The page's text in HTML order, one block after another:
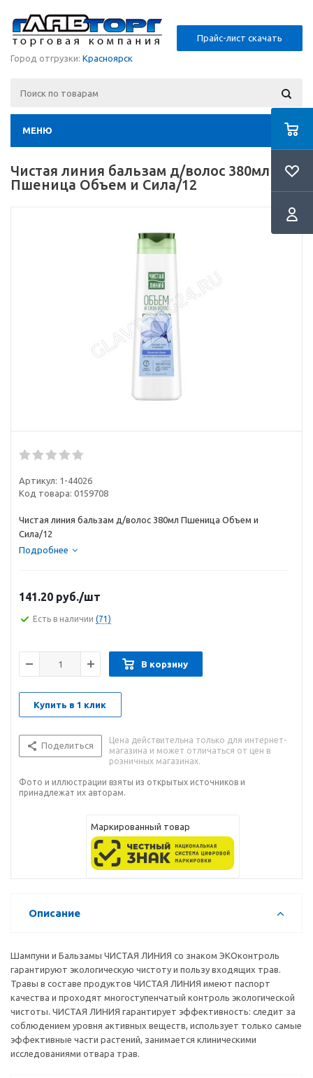
Прайс-лист скачать
Город отгрузки: Красноярск
МЕНЮ
Чистая линия бальзам д/волос 380мл
Пшеница Объем и Сила/12
Артикул: 1-44026
Код товара: 0159708
Чистая линия бальзам д/волос 380мл Пшеница Объем и
Сила/12
Подробнее
141.20 руб./шт
Есть в наличии (71)
В корзину
Купить в 1 клик
Поделиться
Цена действительна только для интернет-
магазина и может отличаться от цен в
розничных магазинах.
Фото и иллюстрации взяты из открытых источников и
принадлежат их авторам.
Маркированный товар
Описание
Шампуни и Бальзамы ЧИСТАЯ ЛИНИЯ со знаком ЭКОконтроль
гарантируют экологическую чистоту и пользу входящих трав.
Травы в составе продуктов ЧИСТАЯ ЛИНИЯ имеют паспорт
качества и проходят многоступенчатый контроль экологической
чистоты. ЧИСТАЯ ЛИНИЯ гарантирует эффективность: следит за
соблюдением уровня активных веществ, использует только самые
эффективные части растений, занимается клиническими
исследованиями отвара трав.